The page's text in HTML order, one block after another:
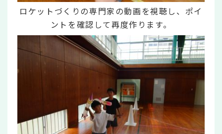
ロケットづくりの専門家の動画を視聴し、ポイ
ントを確認して再度作ります。